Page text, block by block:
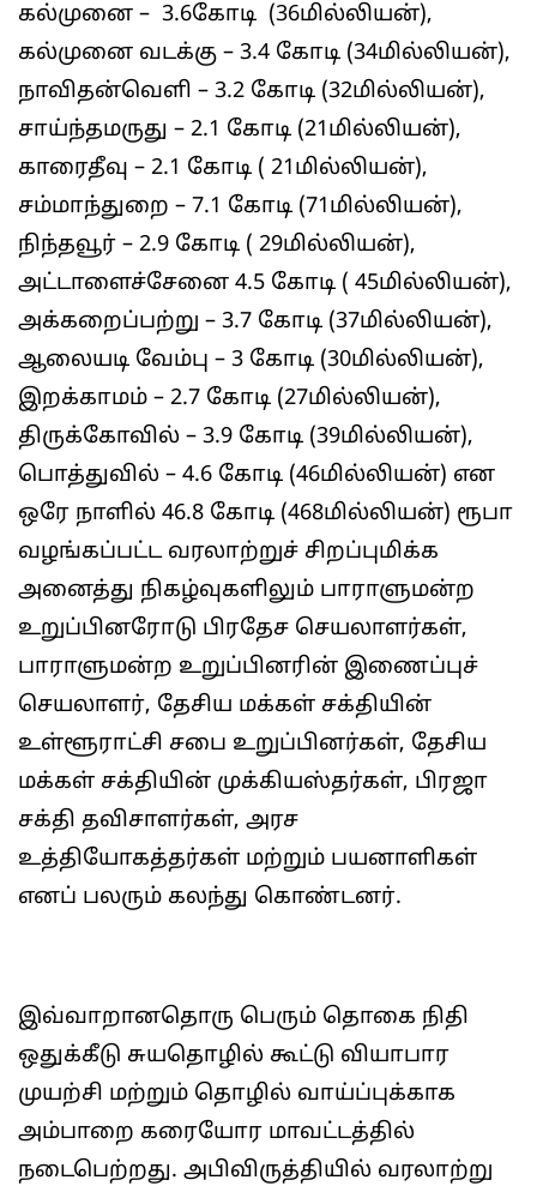
கல்முனை – 3.6கோடி (36மில்லியன்),
கல்முனை வடக்கு – 3.4 கோடி (34மில்லியன்),
நாவிதன்வெளி – 3.2 கோடி (32மில்லியன்),
சாய்ந்தமருது – 2.1 கோடி (21மில்லியன்),
காரைதீவு – 2.1 கோடி ( 21மில்லியன்),
சம்மாந்துறை – 7.1 கோடி (71மில்லியன்),
நிந்தவூர் – 2.9 கோடி ( 29மில்லியன்),
அட்டாளைச்சேனை 4.5 கோடி ( 45மில்லியன்),
அக்கறைப்பற்று – 3.7 கோடி (37மில்லியன்),
ஆலையடி வேம்பு – 3 கோடி (30மில்லியன்),
இறக்காமம் – 2.7 கோடி (27மில்லியன்),
திருக்கோவில் – 3.9 கோடி (39மில்லியன்),
பொத்துவில் – 4.6 கோடி (46மில்லியன்) என
ஒரே நாளில் 46.8 கோடி (468மில்லியன்) ரூபா
வழங்கப்பட்ட வரலாற்றுச் சிறப்புமிக்க
அனைத்து நிகழ்வுகளிலும் பாராளுமன்ற
உறுப்பினரோடு பிரதேச செயலாளர்கள்,
பாராளுமன்ற உறுப்பினரின் இணைப்புச்
செயலாளர், தேசிய மக்கள் சக்தியின்
உள்ளூராட்சி சபை உறுப்பினர்கள், தேசிய
மக்கள் சக்தியின் முக்கியஸ்தர்கள், பிரஜா
சக்தி தவிசாளர்கள், அரச
உத்தியோகத்தர்கள் மற்றும் பயனாளிகள்
எனப் பலரும் கலந்து கொண்டனர்.
இவ்வாறானதொரு பெரும் தொகை நிதி
ஒதுக்கீடு சுயதொழில் கூட்டு வியாபார
முயற்சி மற்றும் தொழில் வாய்ப்புக்காக
அம்பாறை கரையோர மாவட்டத்தில்
நடைபெற்றது. அபிவிருத்தியில் வரலாற்று